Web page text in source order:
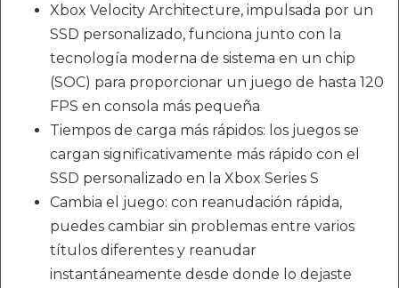
Xbox Velocity Architecture, impulsada por un
SSD personalizado, funciona junto con la
tecnología moderna de sistema en un chip
(SOC) para proporcionar un juego de hasta 120
FPS en consola más pequeña
Tiempos de carga más rápidos: los juegos se
cargan significativamente más rápido con el
SSD personalizado en la Xbox Series S
Cambia el juego: con reanudación rápida,
puedes cambiar sin problemas entre varios
títulos diferentes y reanudar
instantáneamente desde donde lo dejaste